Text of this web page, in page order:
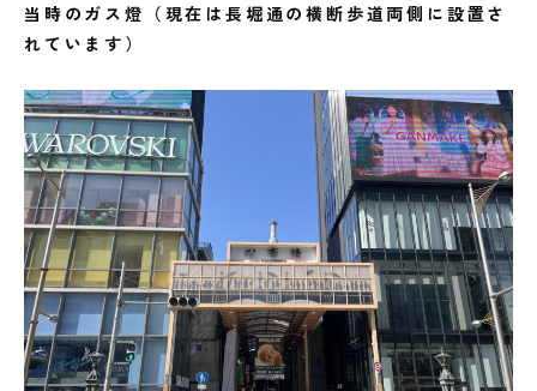
当時のガス燈（現在は長堀通の横断歩道両側に設置さ
れています）